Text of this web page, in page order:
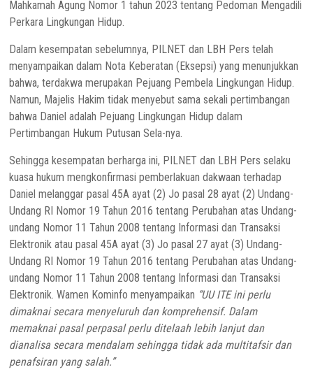
Mahkamah Agung Nomor 1 tahun 2023 tentang Pedoman Mengadili
Perkara Lingkungan Hidup.
Dalam kesempatan sebelumnya, PILNET dan LBH Pers telah
menyampaikan dalam Nota Keberatan (Eksepsi) yang menunjukkan
bahwa, terdakwa merupakan Pejuang Pembela Lingkungan Hidup.
Namun, Majelis Hakim tidak menyebut sama sekali pertimbangan
bahwa Daniel adalah Pejuang Lingkungan Hidup dalam
Pertimbangan Hukum Putusan Sela-nya.
Sehingga kesempatan berharga ini, PILNET dan LBH Pers selaku
kuasa hukum mengkonfirmasi pemberlakuan dakwaan terhadap
Daniel melanggar pasal 45A ayat (2) Jo pasal 28 ayat (2) Undang-
Undang RI Nomor 19 Tahun 2016 tentang Perubahan atas Undang-
undang Nomor 11 Tahun 2008 tentang Informasi dan Transaksi
Elektronik atau pasal 45A ayat (3) Jo pasal 27 ayat (3) Undang-
Undang RI Nomor 19 Tahun 2016 tentang Perubahan atas Undang-
undang Nomor 11 Tahun 2008 tentang Informasi dan Transaksi
Elektronik. Wamen Kominfo menyampaikan “UU ITE ini perlu
dimaknai secara menyeluruh dan komprehensif. Dalam
memaknai pasal perpasal perlu ditelaah lebih lanjut dan
dianalisa secara mendalam sehingga tidak ada multitafsir dan
penafsiran yang salah.”